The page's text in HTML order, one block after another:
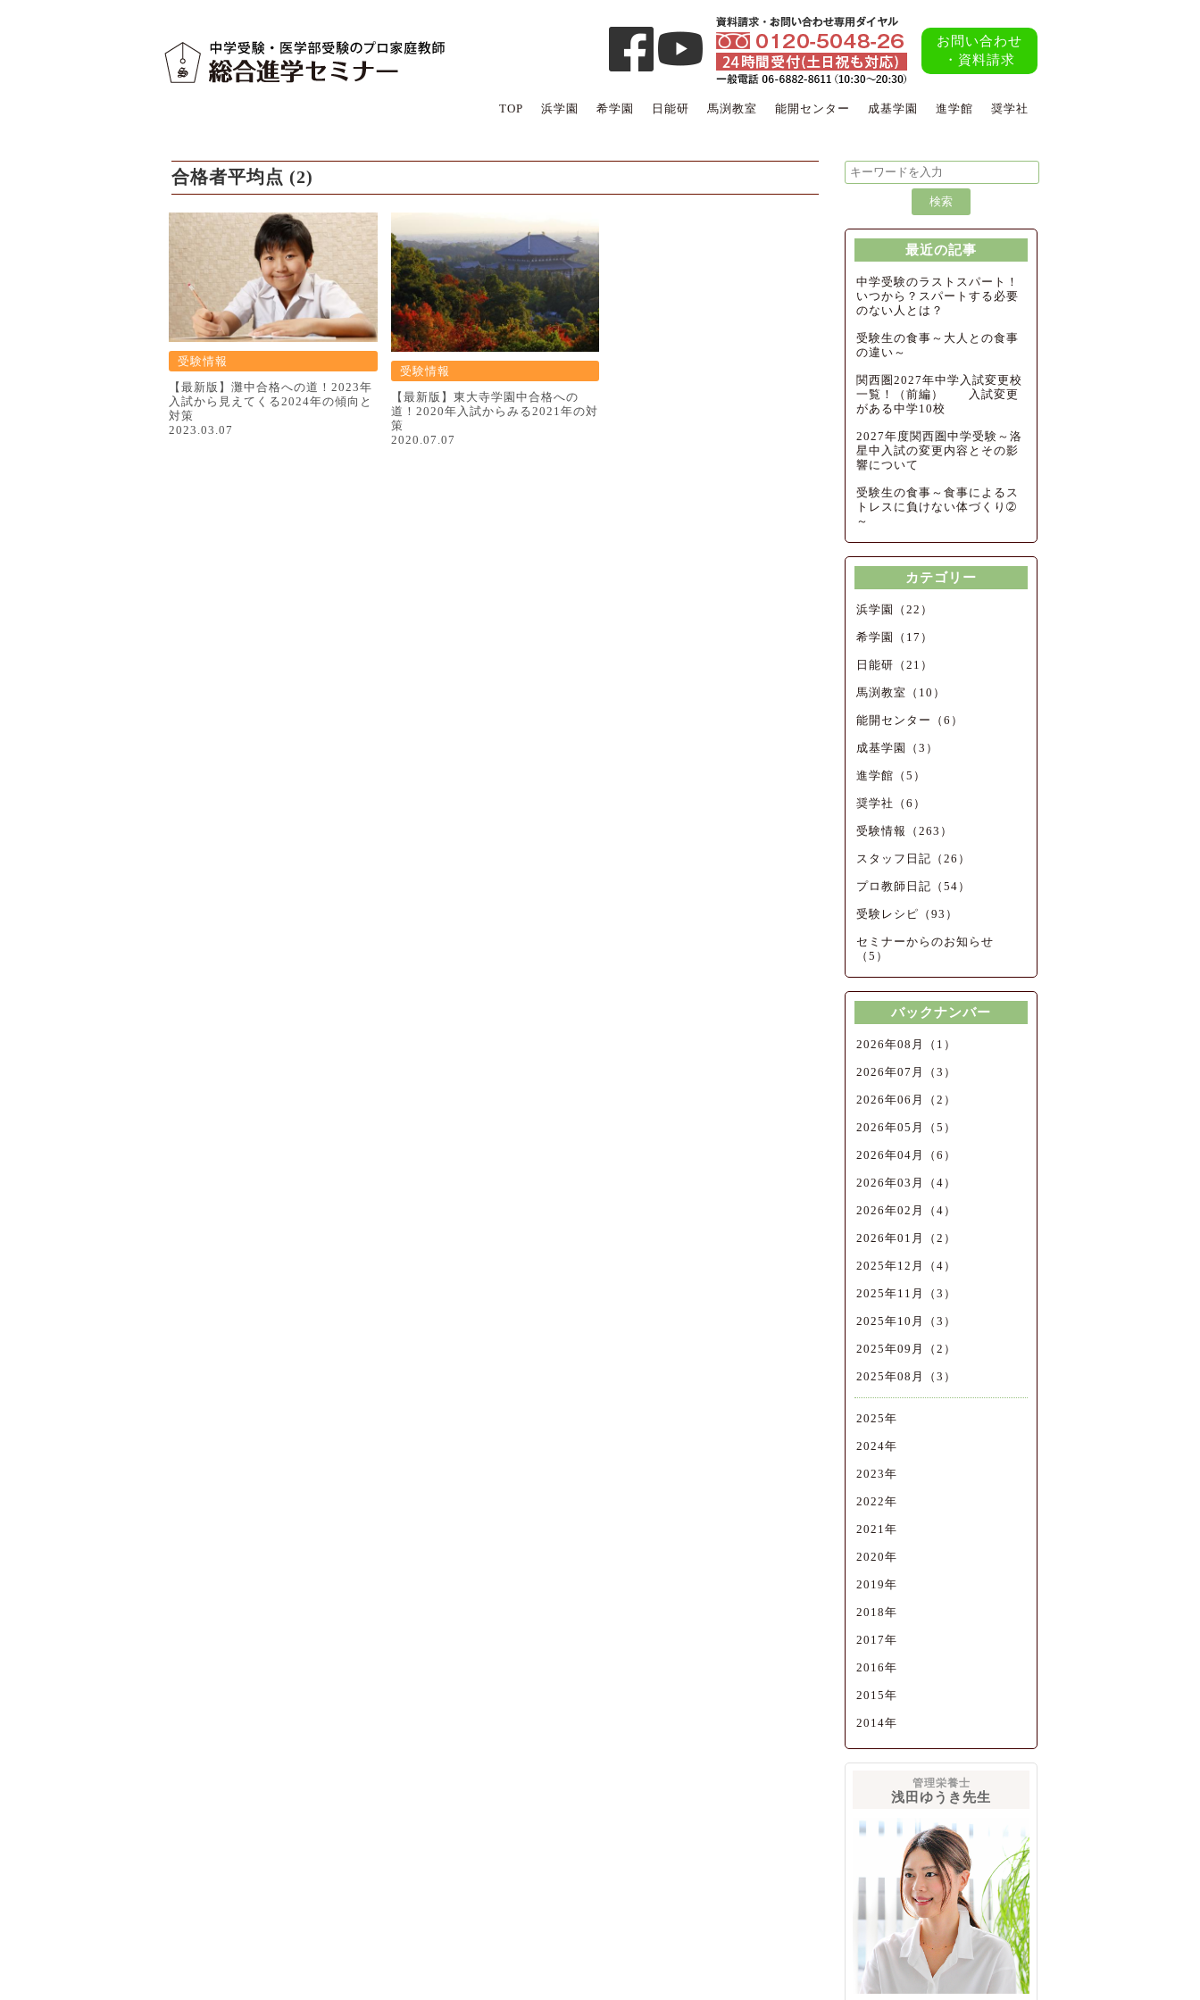
お問い合わせ
・資料請求
TOP 浜学園 希学園 日能研 馬渕教室 能開センター 成基学園 進学館 奨学社
合格者平均点 (2)
受験情報
【最新版】灘中合格への道！2023年
入試から見えてくる2024年の傾向と
対策
2023.03.07
受験情報
【最新版】東大寺学園中合格への
道！2020年入試からみる2021年の対
策
2020.07.07
最近の記事
中学受験のラストスパート！
いつから？スパートする必要
のない人とは？
受験生の食事～大人との食事
の違い～
関西圏2027年中学入試変更校
一覧！（前編） 入試変更
がある中学10校
2027年度関西圏中学受験～洛
星中入試の変更内容とその影
響について
受験生の食事～食事によるス
トレスに負けない体づくり➁
～
カテゴリー
浜学園（22）
希学園（17）
日能研（21）
馬渕教室（10）
能開センター（6）
成基学園（3）
進学館（5）
奨学社（6）
受験情報（263）
スタッフ日記（26）
プロ教師日記（54）
受験レシピ（93）
セミナーからのお知らせ
（5）
バックナンバー
2026年08月（1）
2026年07月（3）
2026年06月（2）
2026年05月（5）
2026年04月（6）
2026年03月（4）
2026年02月（4）
2026年01月（2）
2025年12月（4）
2025年11月（3）
2025年10月（3）
2025年09月（2）
2025年08月（3）
2025年
2024年
2023年
2022年
2021年
2020年
2019年
2018年
2017年
2016年
2015年
2014年
管理栄養士
浅田ゆうき先生